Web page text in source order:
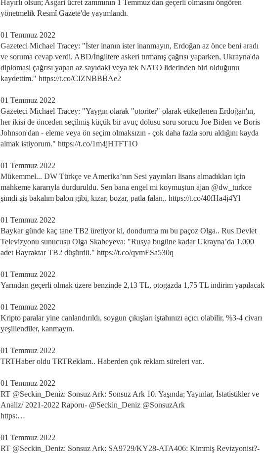
Hayırlı olsun; Asgari ücret zammının 1 Temmuz'dan geçerli olmasını öngören
yönetmelik Resmî Gazete'de yayımlandı.
01 Temmuz 2022
Gazeteci Michael Tracey: "İster inanın ister inanmayın, Erdoğan az önce beni aradı
ve soruma cevap verdi. ABD/İngiltere askeri tırmanış çağrısı yaparken, Ukrayna'da
diplomasi çağrısı yapan az sayıdaki veya tek NATO liderinden biri olduğunu
kaydettim." https://t.co/CIZNBBBAe2
01 Temmuz 2022
Gazeteci Michael Tracey: "Yaygın olarak "otoriter" olarak etiketlenen Erdoğan'ın,
her ikisi de önceden seçilmiş küçük bir avuç dolusu soru sorucu Joe Biden ve Boris
Johnson'dan - eleme veya ön seçim olmaksızın - çok daha fazla soru aldığını kayda
almak istiyorum." https://t.co/1m4jHTFT1O
01 Temmuz 2022
Mükemmel... DW Türkçe ve Amerika’nın Sesi yayınları lisans almadıkları için
mahkeme kararıyla durduruldu. Sen bana engel mi koymuştun ajan @dw_turkce
şimdi şiş bakalım balon gibi, kızar, bozar, patla falan.. https://t.co/40fHa4j4Yl
01 Temmuz 2022
Baykar günde kaç tane TB2 üretiyor ki, dondurma mı bu paçoz Olga.. Rus Devlet
Televizyonu sunucusu Olga Skabeyeva: "Rusya bugüne kadar Ukrayna’da 1.000
adet Bayraktar TB2 düşürdü." https://t.co/qvmESa530q
01 Temmuz 2022
Yarından geçerli olmak üzere benzinde 2,13 TL, otogazda 1,75 TL indirim yapılacak
01 Temmuz 2022
Kripto paralar yine canlandırıldı, soygun çıkışları iştahınızı açıcı olabilir, %3-4 civarı
yeşillendiler, kanmayın.
01 Temmuz 2022
TRTHaber oldu TRTReklam.. Haberden çok reklam süreleri var..
01 Temmuz 2022
RT @Seckin_Deniz: Sonsuz Ark: Sonsuz Ark 10. Yaşında; Yayınlar, İstatistikler ve
Analiz/ 2021-2022 Raporu- @Seckin_Deniz @SonsuzArk
https:…
01 Temmuz 2022
RT @Seckin_Deniz: Sonsuz Ark: SA9729/KY28-ATA406: Kimmiş Revizyonist?-